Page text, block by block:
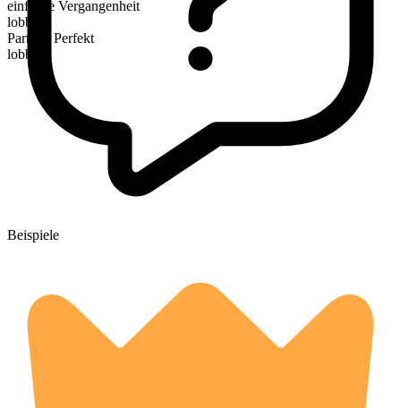
einfache Vergangenheit
lobbed
Partizip Perfekt
lobbed
Beispiele